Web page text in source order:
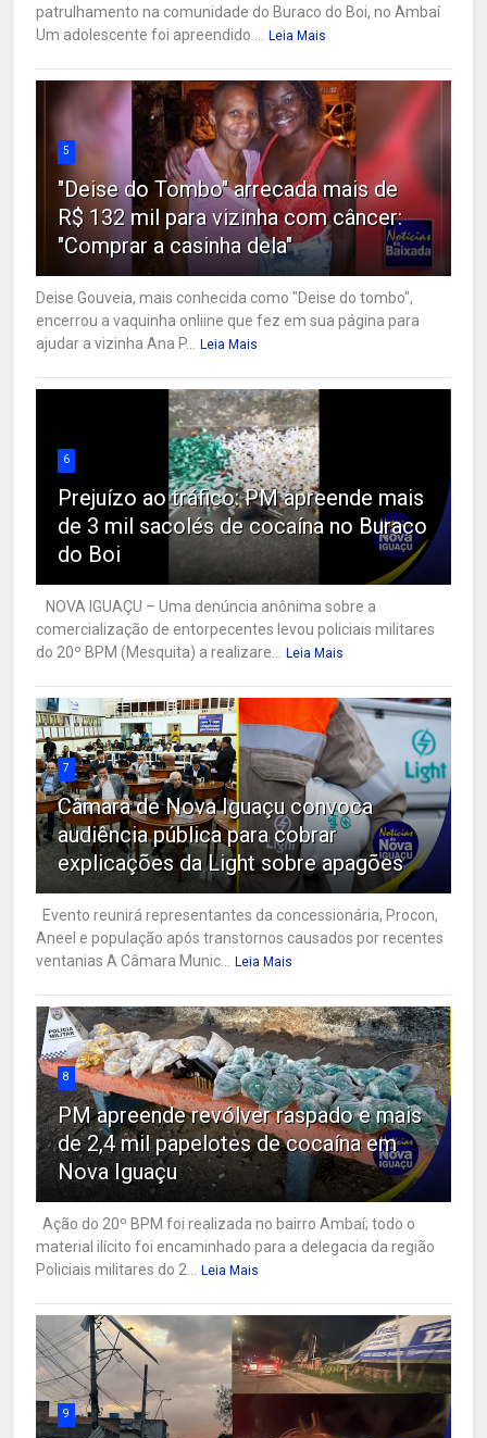
patrulhamento na comunidade do Buraco do Boi, no Ambaí
Um adolescente foi apreendido ...
Leia Mais
5
"Deise do Tombo" arrecada mais de
R$ 132 mil para vizinha com câncer:
"Comprar a casinha dela"
Deise Gouveia, mais conhecida como "Deise do tombo",
encerrou a vaquinha onliine que fez em sua página para
ajudar a vizinha Ana P...
Leia Mais
6
Prejuízo ao tráfico: PM apreende mais
de 3 mil sacolés de cocaína no Buraco
do Boi
NOVA IGUAÇU – Uma denúncia anônima sobre a
comercialização de entorpecentes levou policiais militares
do 20º BPM (Mesquita) a realizare...
Leia Mais
7
Câmara de Nova Iguaçu convoca
audiência pública para cobrar
explicações da Light sobre apagões
Evento reunirá representantes da concessionária, Procon,
Aneel e população após transtornos causados por recentes
ventanias A Câmara Munic...
Leia Mais
8
PM apreende revólver raspado e mais
de 2,4 mil papelotes de cocaína em
Nova Iguaçu
Ação do 20º BPM foi realizada no bairro Ambaí; todo o
material ilícito foi encaminhado para a delegacia da região
Policiais militares do 2...
Leia Mais
9